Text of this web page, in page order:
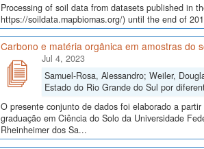
Processing of soil data from datasets published in
https://soildata.mapbiomas.org/) until the end of
Carbono e matéria orgânica em amostras do
Jul 4, 2023
Samuel-Rosa, Alessandro; Weiler,
Estado do Rio Grande do Sul por
O presente conjunto de dados foi elaborado a
graduação em Ciência do Solo da Universidade
Rheinheimer dos Sa...